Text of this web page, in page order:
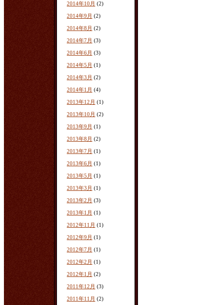
2014年10月 (2)
2014年9月 (2)
2014年8月 (2)
2014年7月 (3)
2014年6月 (3)
2014年5月 (1)
2014年3月 (2)
2014年1月 (4)
2013年12月 (1)
2013年10月 (2)
2013年9月 (1)
2013年8月 (2)
2013年7月 (1)
2013年6月 (1)
2013年5月 (1)
2013年3月 (1)
2013年2月 (3)
2013年1月 (1)
2012年11月 (1)
2012年9月 (1)
2012年7月 (1)
2012年2月 (1)
2012年1月 (2)
2011年12月 (3)
2011年11月 (2)